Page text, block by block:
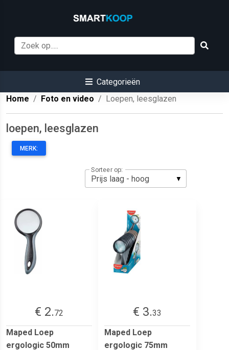
Categorieën
Home
Foto en video Loepen, leesglazen
loepen, leesglazen
MERK:
Sorteer op:
€ 2.72
Maped Loep
ergologic 50mm
€ 3.33
Maped Loep
ergologic 75mm